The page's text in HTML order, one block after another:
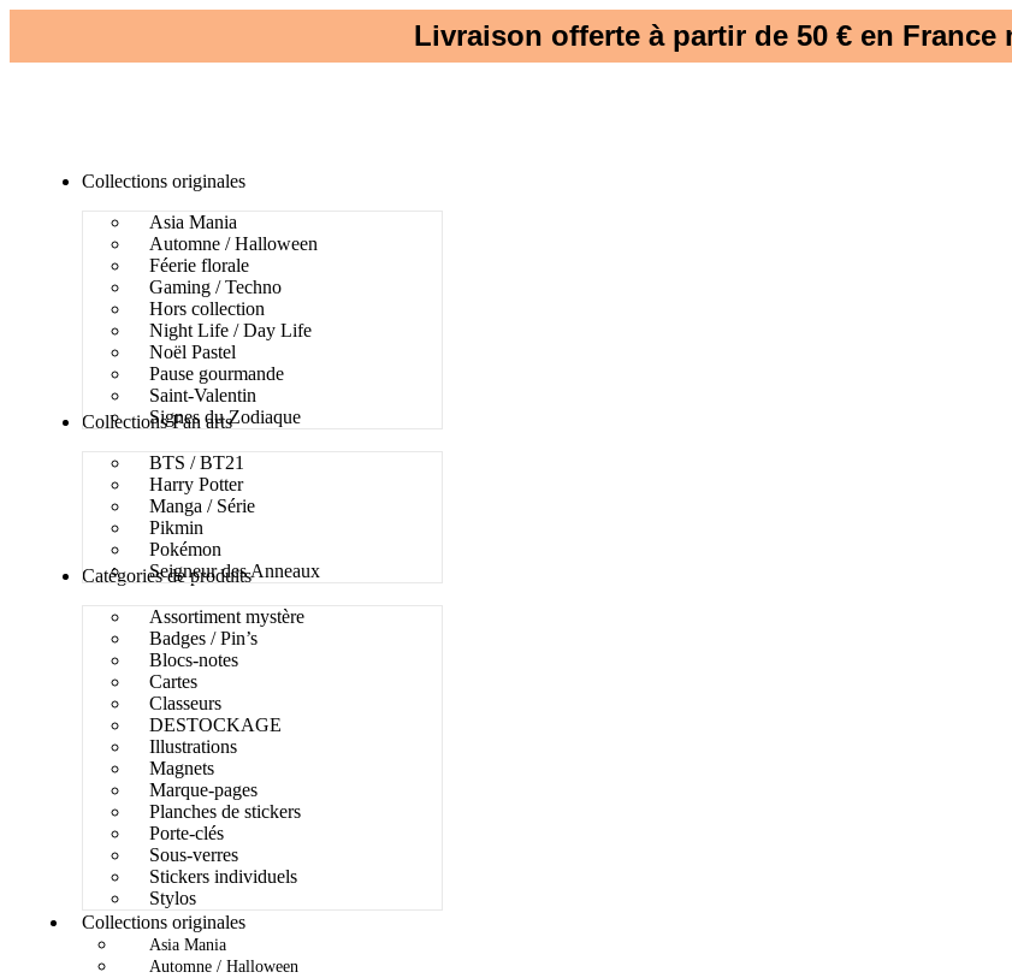
Livraison offerte à partir de 50 € en France
Collections originales
Asia Mania
Automne / Halloween
Féerie florale
Gaming / Techno
Hors collection
Night Life / Day Life
Noël Pastel
Pause gourmande
Saint-Valentin
Signes du Zodiaque
Collections Fan arts
BTS / BT21
Harry Potter
Manga / Série
Pikmin
Pokémon
Seigneur des Anneaux
Catégories de produits
Assortiment mystère
Badges / Pin’s
Blocs-notes
Cartes
Classeurs
DESTOCKAGE
Illustrations
Magnets
Marque-pages
Planches de stickers
Porte-clés
Sous-verres
Stickers individuels
Stylos
Collections originales
Asia Mania
Automne / Halloween